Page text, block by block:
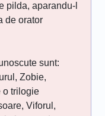
pilda, aparandu-l
de orator
sunt:
Zobie,
o trilogie
Viforul,